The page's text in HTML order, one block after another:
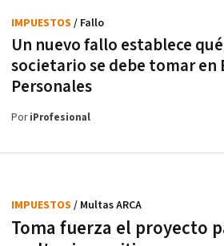
Un nuevo fallo establece
societario se debe tomar en
Personales
IMPUESTOS / Fallo
PoriProfesional
Toma fuerza el proyecto
IMPUESTOS / Multas ARCA